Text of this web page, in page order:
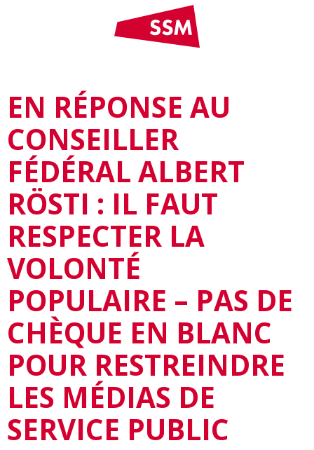
EN RÉPONSE AU
CONSEILLER
FÉDÉRAL ALBERT
RÖSTI : IL FAUT
RESPECTER LA
VOLONTÉ
POPULAIRE – PAS DE
CHÈQUE EN BLANC
POUR RESTREINDRE
LES MÉDIAS DE
SERVICE PUBLIC